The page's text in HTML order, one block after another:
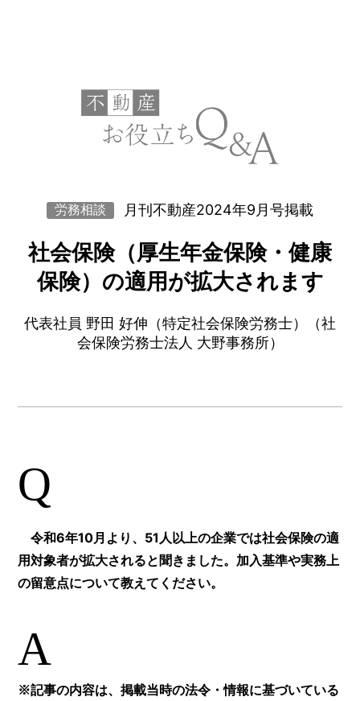
労務相談 月刊不動産2024年9月号掲載
社会保険（厚生年金保険・健康
保険）の適用が拡大されます
代表社員 野田 好伸（特定社会保険労務士）（社
会保険労務士法人 大野事務所）
Q
令和6年10月より、51人以上の企業では社会保険の適
用対象者が拡大されると聞きました。加入基準や実務上
の留意点について教えてください。
A
※記事の内容は、掲載当時の法令・情報に基づいている